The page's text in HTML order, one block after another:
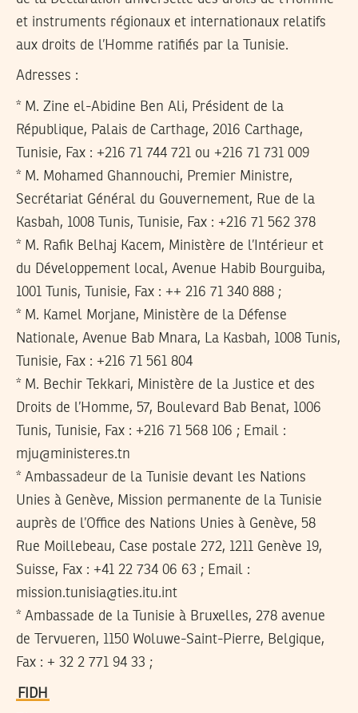
et instruments régionaux et internationaux relatifs
aux droits de l’Homme ratifiés par la Tunisie.
Adresses :
* M. Zine el-Abidine Ben Ali, Président de la
République, Palais de Carthage, 2016 Carthage,
Tunisie, Fax : +216 71 744 721 ou +216 71 731 009
* M. Mohamed Ghannouchi, Premier Ministre,
Secrétariat Général du Gouvernement, Rue de la
Kasbah, 1008 Tunis, Tunisie, Fax : +216 71 562 378
* M. Rafik Belhaj Kacem, Ministère de l’Intérieur et
du Développement local, Avenue Habib Bourguiba,
1001 Tunis, Tunisie, Fax : ++ 216 71 340 888 ;
* M. Kamel Morjane, Ministère de la Défense
Nationale, Avenue Bab Mnara, La Kasbah, 1008 Tunis,
Tunisie, Fax : +216 71 561 804
* M. Bechir Tekkari, Ministère de la Justice et des
Droits de l’Homme, 57, Boulevard Bab Benat, 1006
Tunis, Tunisie, Fax : +216 71 568 106 ; Email :
mju@ministeres.tn
* Ambassadeur de la Tunisie devant les Nations
Unies à Genève, Mission permanente de la Tunisie
auprès de l’Office des Nations Unies à Genève, 58
Rue Moillebeau, Case postale 272, 1211 Genève 19,
Suisse, Fax : +41 22 734 06 63 ; Email :
mission.tunisia@ties.itu.int
* Ambassade de la Tunisie à Bruxelles, 278 avenue
de Tervueren, 1150 Woluwe-Saint-Pierre, Belgique,
Fax : + 32 2 771 94 33 ;
FIDH